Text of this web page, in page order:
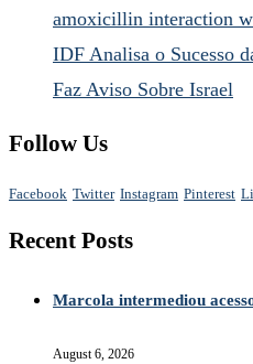
amoxicillin interaction
IDF Analisa o Sucesso
Faz Aviso Sobre Israel
Follow Us
Facebook Twitter Instagram Pinterest
Recent Posts
Marcola intermediou
August 6, 2026